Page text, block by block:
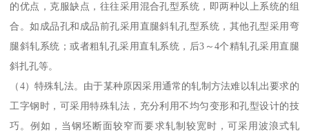
的优点，克服缺点，往往采用混合孔型系统，即两种以上系统的组
合。如成品孔和成品前孔采用直腿斜轧孔型系统，其他孔型采用弯
腿斜轧系统；或者粗轧孔采用直轧系统，后3～4个精轧孔采用直腿
斜扎孔等。
（4）特殊轧法。由于某种原因采用通常的轧制方法难以轧出要求的
工字钢时，可采用特殊轧法，充分利用不均匀变形和孔型设计的技
巧。例如，当钢坯断面较窄而要求轧制较宽时，可采用波浪式轧